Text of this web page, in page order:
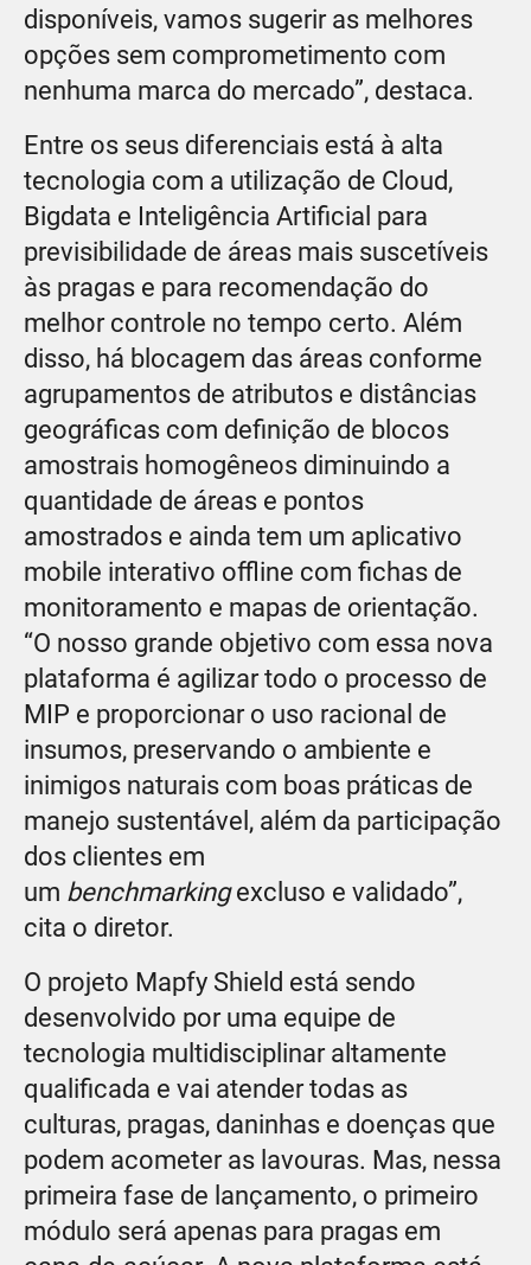
disponíveis, vamos sugerir as melhores
opções sem comprometimento com
nenhuma marca do mercado”, destaca.
Entre os seus diferenciais está à alta
tecnologia com a utilização de Cloud,
Bigdata e Inteligência Artificial para
previsibilidade de áreas mais suscetíveis
às pragas e para recomendação do
melhor controle no tempo certo. Além
disso, há blocagem das áreas conforme
agrupamentos de atributos e distâncias
geográficas com definição de blocos
amostrais homogêneos diminuindo a
quantidade de áreas e pontos
amostrados e ainda tem um aplicativo
mobile interativo offline com fichas de
monitoramento e mapas de orientação.
“O nosso grande objetivo com essa nova
plataforma é agilizar todo o processo de
MIP e proporcionar o uso racional de
insumos, preservando o ambiente e
inimigos naturais com boas práticas de
manejo sustentável, além da participação
dos clientes em
um benchmarkingexcluso e validado”,
cita o diretor.
O projeto Mapfy Shield está sendo
desenvolvido por uma equipe de
tecnologia multidisciplinar altamente
qualificada e vai atender todas as
culturas, pragas, daninhas e doenças que
podem acometer as lavouras. Mas, nessa
primeira fase de lançamento, o primeiro
módulo será apenas para pragas em